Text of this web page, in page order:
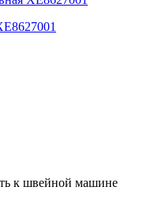
к швейной машине